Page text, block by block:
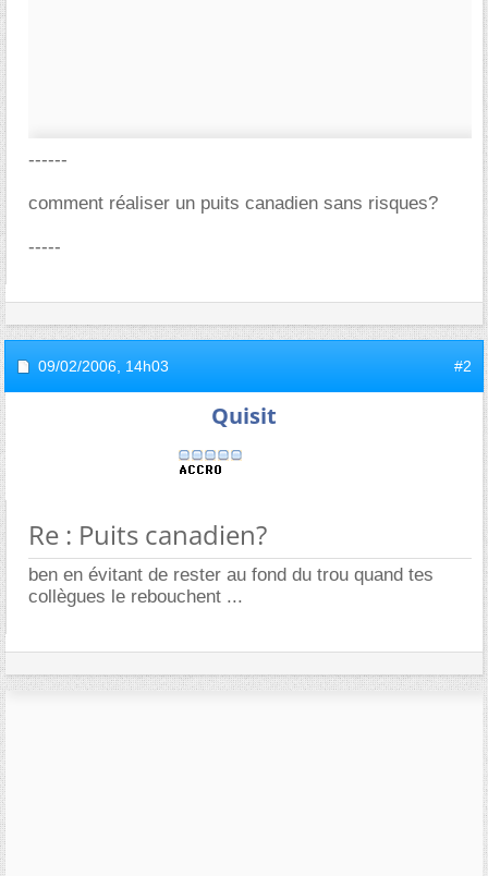
------
comment réaliser un puits canadien sans risques?
-----
09/02/2006, 14h03 #2
Quisit
Re : Puits canadien?
ben en évitant de rester au fond du trou quand tes
collègues le rebouchent ...